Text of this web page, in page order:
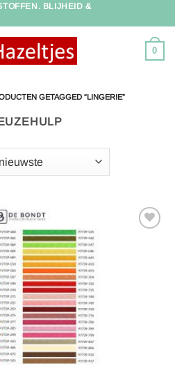
BLIJHEID &
0
GETAGGED “LINGERIE”